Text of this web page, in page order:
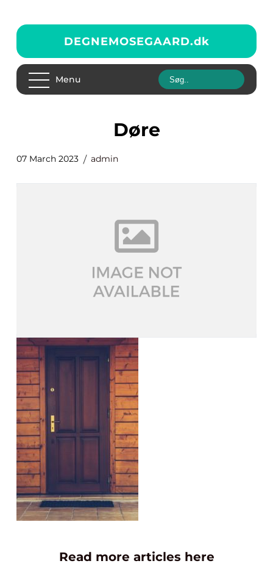
DEGNEMOSEGAARD.dk
Menu
døre
07 March 2023 admin
Read more articles here